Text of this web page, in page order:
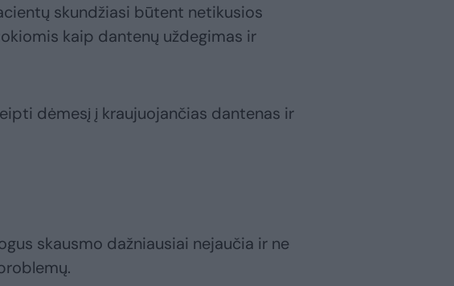
skundžiasi būtent netikusios
kaip dantenų uždegimas ir
dėmesį į kraujuojančias dantenas ir
skausmo dažniausiai nejaučia ir ne